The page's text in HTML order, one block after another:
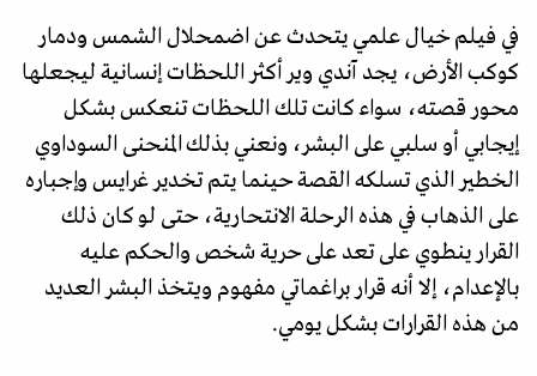
في فيلم خيال علمي يتحدث عن اضمحلال الشمس ودمار
كوكب الأرض، يجد آندي وير أكثر اللحظات إنسانية ليجعلها
محور قصته، سواء كانت تلك اللحظات تنعكس بشكل
إيجابي أو سلبي على البشر، ونعني بذلك المنحنى السوداوي
الخطير الذي تسلكه القصة حينما يتم تخدير غرايس وإجباره
على الذهاب في هذه الرحلة الانتحارية، حتى لو كان ذلك
القرار ينطوي على تعد على حرية شخص والحكم عليه
بالإعدام، إلا أنه قرار براغماتي مفهوم ويتخذ البشر العديد
من هذه القرارات بشكل يومي.